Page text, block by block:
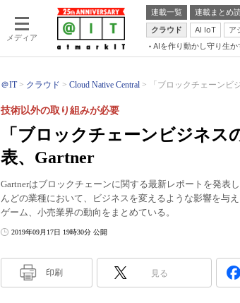
メディア
連載一覧 連載まとめ
クラウド
AI IoT ア
AIを作り動かし守り生か
＠IT クラウド Cloud Native Central 「ブロックチェーンビ
「ブロックチェーンビジネ
表、Gartner
技術以外の取り組みが必要
Gartnerはブロックチェーンに関する最新レポートを発表
んどの業種において、ビジネスを変えるような影響を与
ゲーム、小売業界の動向をまとめている。
2019年09月17日 19時30分 公開
印刷 見る